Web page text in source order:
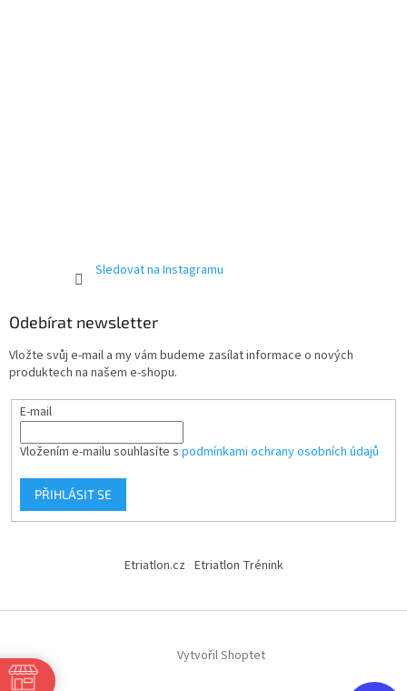
Sledovat na Instagramu
Odebírat newsletter
Vložte svůj e-mail a my vám budeme zasílat informace o nových
produktech na našem e-shopu.
E-mail
Vložením e-mailu souhlasíte s podmínkami ochrany osobních údajů
PŘIHLÁSIT SE
Etriatlon.cz Etriatlon Trénink
Vytvořil Shoptet